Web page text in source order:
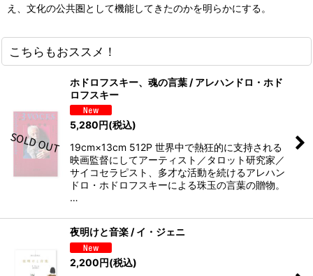
え、文化の公共圏として機能してきたのかを明らかにする。
こちらもおススメ！
ホドロフスキー、魂の言葉 / アレハンドロ・ホド
ロフスキー
5,280円(税込)
19cm×13cm 512P 世界中で熱狂的に支持される
映画監督にしてアーティスト／タロット研究家／
サイコセラピスト、多才な活動を続けるアレハン
ドロ・ホドロフスキーによる珠玉の言葉の贈物。
…
夜明けと音楽 / イ・ジェニ
2,200円(税込)